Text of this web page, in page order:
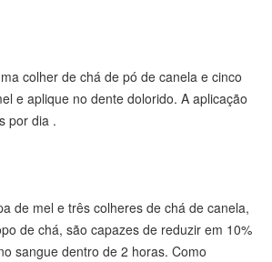
colher de chá de pó de canela e cinco
e aplique no dente dolorido. A aplicação
por dia .
de mel e três colheres de chá de canela,
de chá, são capazes de reduzir em 10%
sangue dentro de 2 horas. Como